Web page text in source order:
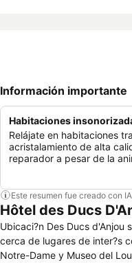
Información importante
Habitaciones
Relájate en habitaciones
acristalamiento de alta
reparador a pesar de la
Este resumen fue creado con
Hôtel des Ducs
Ubicaci?n Des Ducs d'Anjou se encuentra en Les Halles en Par?s,
cerca de lugares de inter?s
Notre-Dame y Museo del Louvre Asimismo, se encuentra